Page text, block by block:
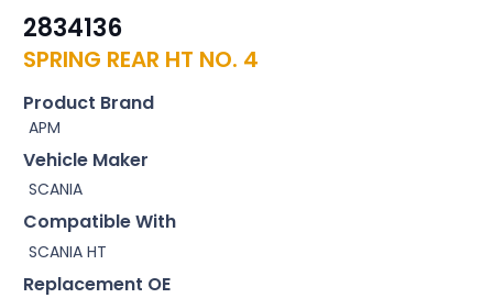
2834136
SPRING REAR HT NO. 4
Product Brand
APM
Vehicle Maker
SCANIA
Compatible With
SCANIA HT
Replacement OE